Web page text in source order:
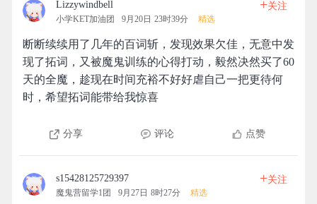
Lizzywindbell
小学KET加油团 9月20日 23时39分 精选
+关注
断断续续用了几年的百词斩，发现效果欠佳，无意中发
现了拓词，又被魔鬼训练的心得打动，毅然决然买了60
天的全魔，趁现在时间充裕不好好虐自己一把更待何
时，希望拓词能带给我惊喜
分享 评论 点赞
s15428125729397
魔鬼营留学1团 9月27日 8时27分 精选
+关注